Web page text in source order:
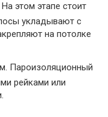
этом этапе стоит
укладывают с
на потолке
Пароизоляционный
рейками или